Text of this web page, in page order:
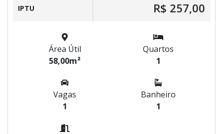
IPTU R$ 257,00
Área Útil
58,00m²
Quartos
1
Vagas
1
Banheiro
1